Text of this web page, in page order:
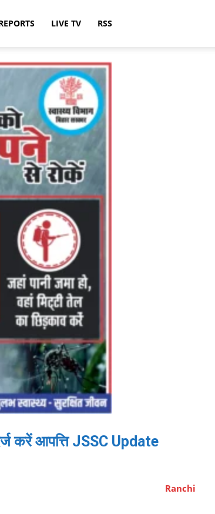
LIVE TV RSS
करें आपत्ति JSSC Update
Ranchi